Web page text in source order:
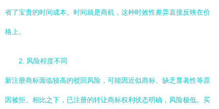
省了宝贵的时间成本。时间就是商机，这种时效性差异直接反映在价
格上。
2. 风险程度不同
新注册商标面临较高的驳回风险，可能因近似商标、缺乏显著性等原
因被拒。相比之下，已注册的转让商标权利状态明确，风险极低。买